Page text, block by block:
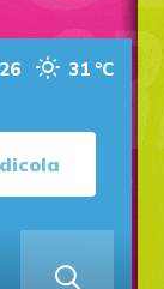
31 °C